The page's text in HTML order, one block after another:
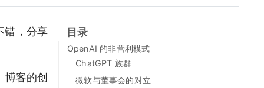
目录
OpenAI 的非营利模式
ChatGPT 族群
微软与董事会的对立
错，分享
客的创